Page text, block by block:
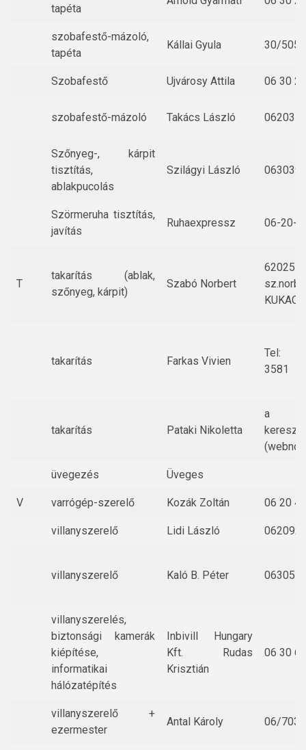
tapéta
szobafestő-mázoló,
tapéta
Kállai Gyula 30/505-
Szobafestő Ujvárosy Attila 06 30
szobafestő-mázoló Takács László
Szőnyeg-, kárpit
tisztítás,
ablakpucolás
Szilágyi László
Szörmeruha tisztítás,
javítás
Ruhaexpressz 06-20-
T
takarítás (ablak,
szőnyeg, kárpit)
Szabó Norbert
takarítás Farkas Vivien
Tel:
3581
takarítás Pataki Nikoletta
a
üvegezés Üveges
V varrógép-szerelő Kozák Zoltán 06 20
villanyszerelő Lidi László
villanyszerelő Kaló B. Péter
villanyszerelés,
biztonsági kamerák
kiépítése,
informatikai
hálózatépítés
Inbivill Hungary
Kft. Rudas
Krisztián
06 30
villanyszerelő +
ezermester
Antal Károly 06/